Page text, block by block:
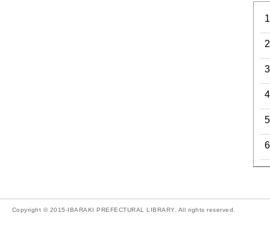
Copyright © 2015-IBARAKI PREFECTURAL LIBRARY. All rights reserved.